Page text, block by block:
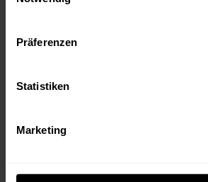
Präferenzen
Statistiken
Marketing
Streng limitierte